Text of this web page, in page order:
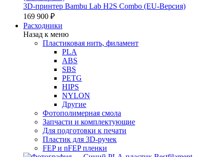
3D-принтер Bambu Lab H2S Combo (EU-Версия)
169 900 ₽
Расходники
Назад к меню
Пластиковая нить, филамент
PLA
ABS
SBS
PETG
HIPS
NYLON
Другие
Фотополимерная смола
Запчасти и комплектующие
Для подготовки к печати
Пластик для 3D-ручек
FEP и nFEP пленки